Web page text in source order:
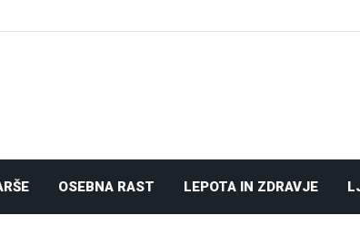
OSEBNA RAST LEPOTA IN ZDRAVJE